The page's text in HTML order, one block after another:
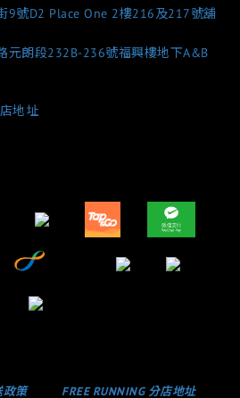
9號D2 Place One 2樓216及217號舖
元朗段232B-236號福興樓地下A&B
地址
政策 FREE RUNNING 分店地址